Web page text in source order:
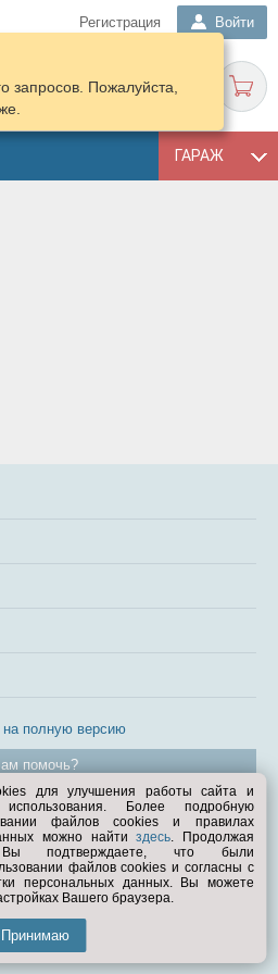
Регистрация Войти
ГАРАЖ
запросов. Пожалуйста,
на полную версию
помочь?
1998—2026
для улучшения работы сайта и
Более подробную
файлов cookies и правилах
можно найтиздесь. Продолжая
Вы подтверждаете, что были
файлов cookies и согласны с
персональных данных. Вы можете
Вашего браузера.
Принимаю